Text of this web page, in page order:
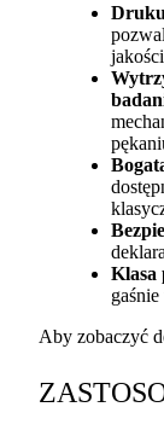
Klasa
Aby zobaczyć